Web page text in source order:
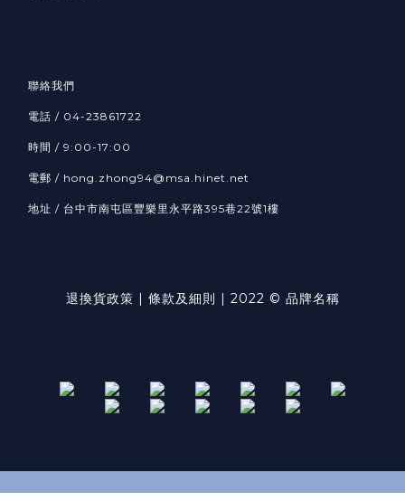
聯絡我們
電話 / 04-23861722
時間 / 9:00-17:00
電郵 / hong.zhong94@msa.hinet.net
地址 / 台中市南屯區豐樂里永平路395巷22號1樓
退換貨政策 | 條款及細則 | 2022 © 品牌名稱